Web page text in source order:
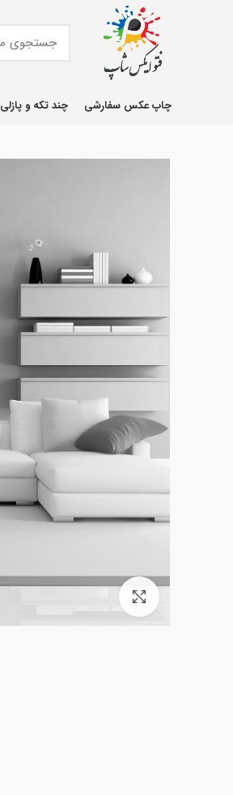
چاپ عکس سفارشی چند تکه و پازلی